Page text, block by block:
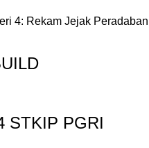
4: Rekam Jejak
STKIP PGRI